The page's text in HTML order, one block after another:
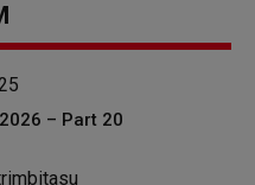
– Part 20